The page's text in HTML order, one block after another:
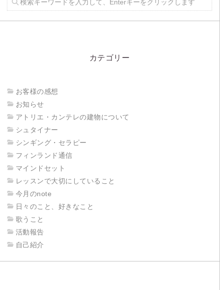
カテゴリー
お客様の感想
お知らせ
アトリエ・カンテレの建物について
シュタイナー
シンギング・セラピー
フィンランド通信
マインドセット
レッスンで大切にしていること
今月のnote
日々のこと、好きなこと
歌うこと
活動報告
自己紹介